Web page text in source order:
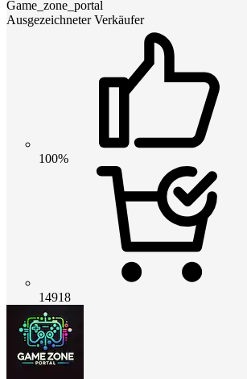
Game_zone_portal
Ausgezeichneter Verkäufer
100%
14918